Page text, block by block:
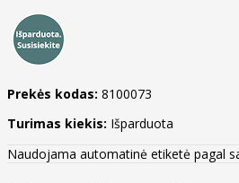
Prekės kodas: 8100073
Turimas kiekis: Išparduota
Naudojama automatinė etiketė pagal